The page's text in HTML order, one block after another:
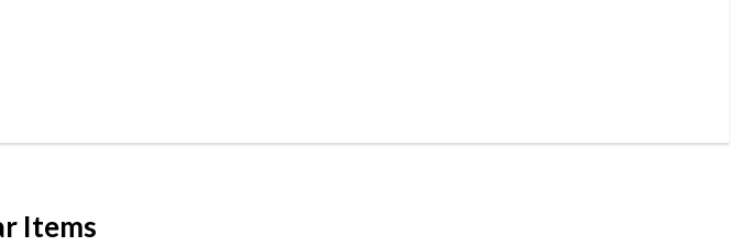
Items